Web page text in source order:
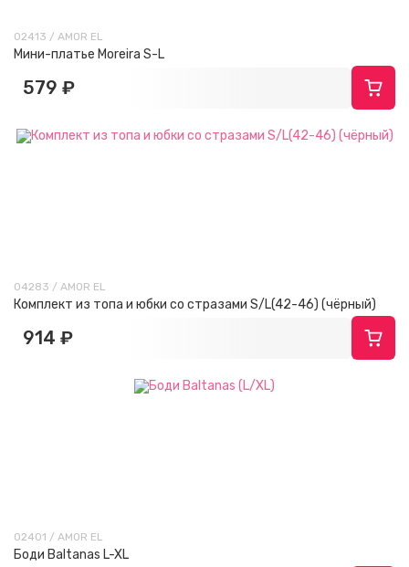
02413 / AMOR EL
Мини-платье Moreira S-L
579 ₽
04283 / AMOR EL
Комплект из топа и юбки со стразами S/L(42-46) (чёрный)
914 ₽
02401 / AMOR EL
Боди Baltanas L-XL